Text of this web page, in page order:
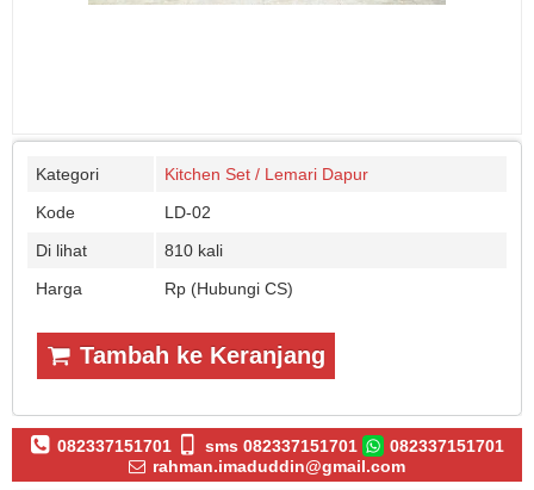
Kategori
Kitchen Set / Lemari Dapur
Kode
LD-02
Di lihat
810 kali
Harga
Rp (Hubungi CS)
Tambah ke Keranjang
082337151701 sms 082337151701
082337151701
rahman.imaduddin@gmail.com